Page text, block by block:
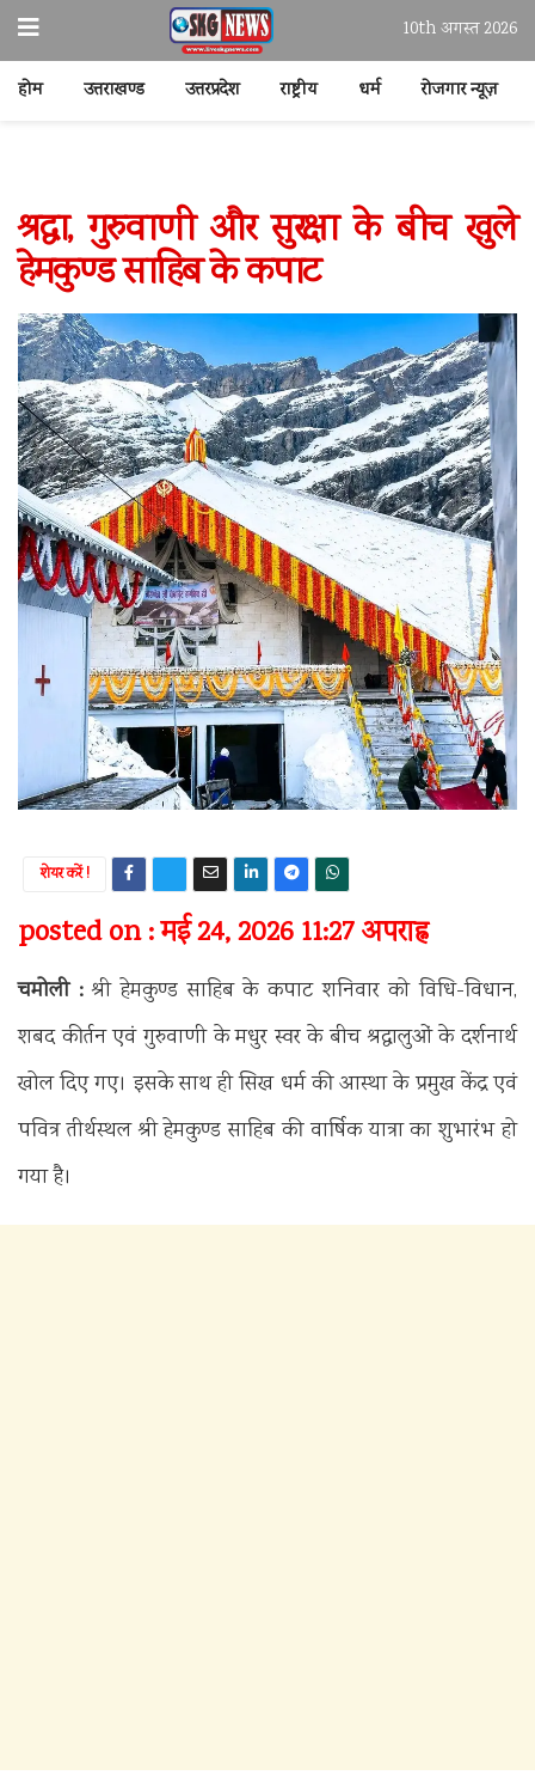
10th अगस्त 2026
होम उत्तराखण्ड उत्तरप्रदेश राष्ट्रीय धर्म रोजगार न्यूज़
श्रद्धा, गुरुवाणी और सुरक्षा के बीच खुले
हेमकुण्ड साहिब के कपाट
शेयर करें !
posted on : मई 24, 2026 11:27 अपराह्न
चमोली :श्री हेमकुण्ड साहिब के कपाट शनिवार को विधि-विधान,
शबद कीर्तन एवं गुरुवाणी के मधुर स्वर के बीच श्रद्धालुओं के दर्शनार्थ
खोल दिए गए। इसके साथ ही सिख धर्म की आस्था के प्रमुख केंद्र एवं
पवित्र तीर्थस्थल श्री हेमकुण्ड साहिब की वार्षिक यात्रा का शुभारंभ हो
गया है।